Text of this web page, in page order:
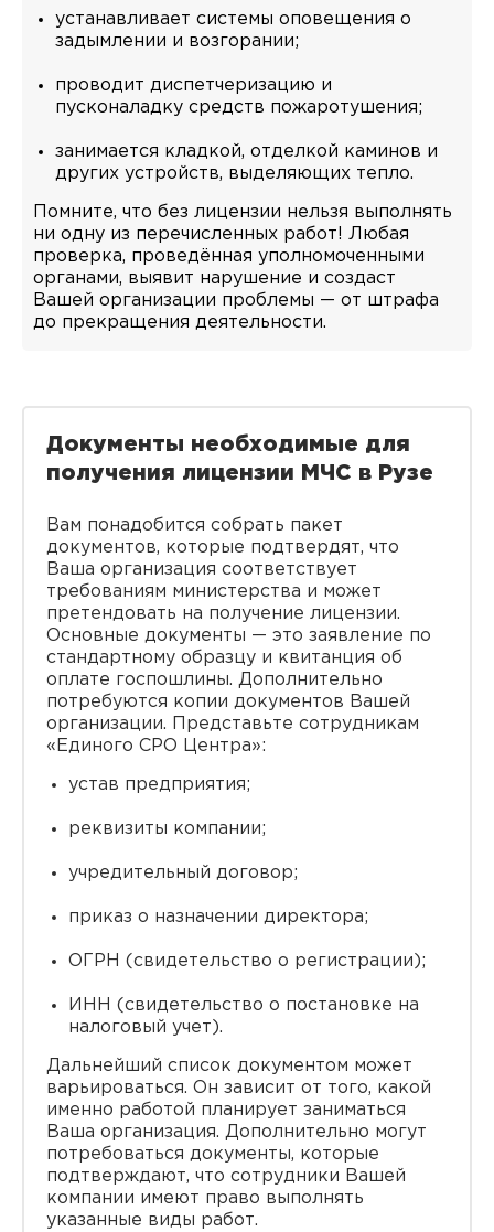
устанавливает системы оповещения о
задымлении и возгорании;
проводит диспетчеризацию и
пусконаладку средств пожаротушения;
занимается кладкой, отделкой каминов и
других устройств, выделяющих тепло.
Помните, что без лицензии нельзя выполнять
ни одну из перечисленных работ! Любая
проверка, проведённая уполномоченными
органами, выявит нарушение и создаст
Вашей организации проблемы — от штрафа
до прекращения деятельности.
Документы необходимые для
получения лицензии МЧС в Рузе
Вам понадобится собрать пакет
документов, которые подтвердят, что
Ваша организация соответствует
требованиям министерства и может
претендовать на получение лицензии.
Основные документы — это заявление по
стандартному образцу и квитанция об
оплате госпошлины. Дополнительно
потребуются копии документов Вашей
организации. Представьте сотрудникам
«Единого СРО Центра»:
устав предприятия;
реквизиты компании;
учредительный договор;
приказ о назначении директора;
ОГРН (свидетельство о регистрации);
ИНН (свидетельство о постановке на
налоговый учет).
Дальнейший список документом может
варьироваться. Он зависит от того, какой
именно работой планирует заниматься
Ваша организация. Дополнительно могут
потребоваться документы, которые
подтверждают, что сотрудники Вашей
компании имеют право выполнять
указанные виды работ.